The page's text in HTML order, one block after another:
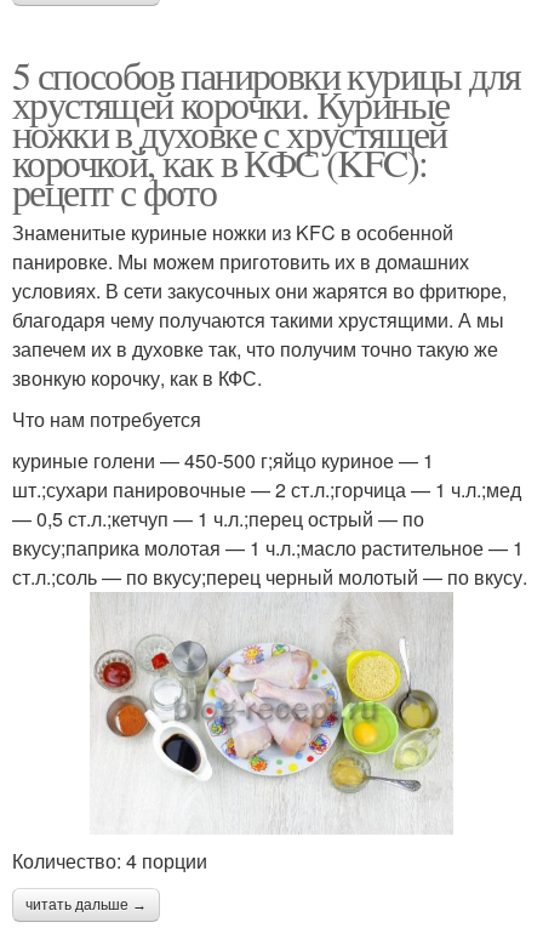
5 способов панировки курицы для
хрустящей корочки. Куриные
ножки в духовке с хрустящей
корочкой, как в КФС (KFC):
рецепт с фото
Знаменитые куриные ножки из KFC в особенной
панировке. Мы можем приготовить их в домашних
условиях. В сети закусочных они жарятся во фритюре,
благодаря чему получаются такими хрустящими. А мы
запечем их в духовке так, что получим точно такую же
звонкую корочку, как в КФС.
Что нам потребуется
куриные голени — 450-500 г;яйцо куриное — 1
шт.;сухари панировочные — 2 ст.л.;горчица — 1 ч.л.;мед
— 0,5 ст.л.;кетчуп — 1 ч.л.;перец острый — по
вкусу;паприка молотая — 1 ч.л.;масло растительное — 1
ст.л.;соль — по вкусу;перец черный молотый — по вкусу.
Количество: 4 порции
читать дальше →